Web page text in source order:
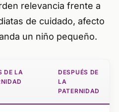
relevancia frente a
de cuidado, afecto
un niño pequeño.
DE LA
DESPUÉS DE
LA
PATERNIDAD